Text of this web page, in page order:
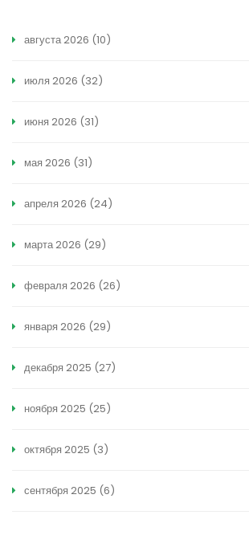
августа 2026 (10)
июля 2026 (32)
июня 2026 (31)
мая 2026 (31)
апреля 2026 (24)
марта 2026 (29)
февраля 2026 (26)
января 2026 (29)
декабря 2025 (27)
ноября 2025 (25)
октября 2025 (3)
сентября 2025 (6)